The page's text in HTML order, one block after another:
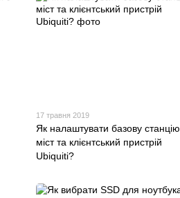
17 травня 2019
Як налаштувати базову станцію,
міст та клієнтський пристрій
Ubiquiti?